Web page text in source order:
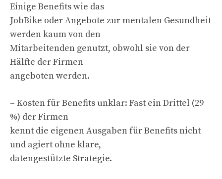
Einige Benefits wie das
JobBike oder Angebote zur mentalen Gesundheit
werden kaum von den
Mitarbeitenden genutzt, obwohl sie von der
Hälfte der Firmen
angeboten werden.
– Kosten für Benefits unklar: Fast ein Drittel (29
%) der Firmen
kennt die eigenen Ausgaben für Benefits nicht
und agiert ohne klare,
datengestützte Strategie.